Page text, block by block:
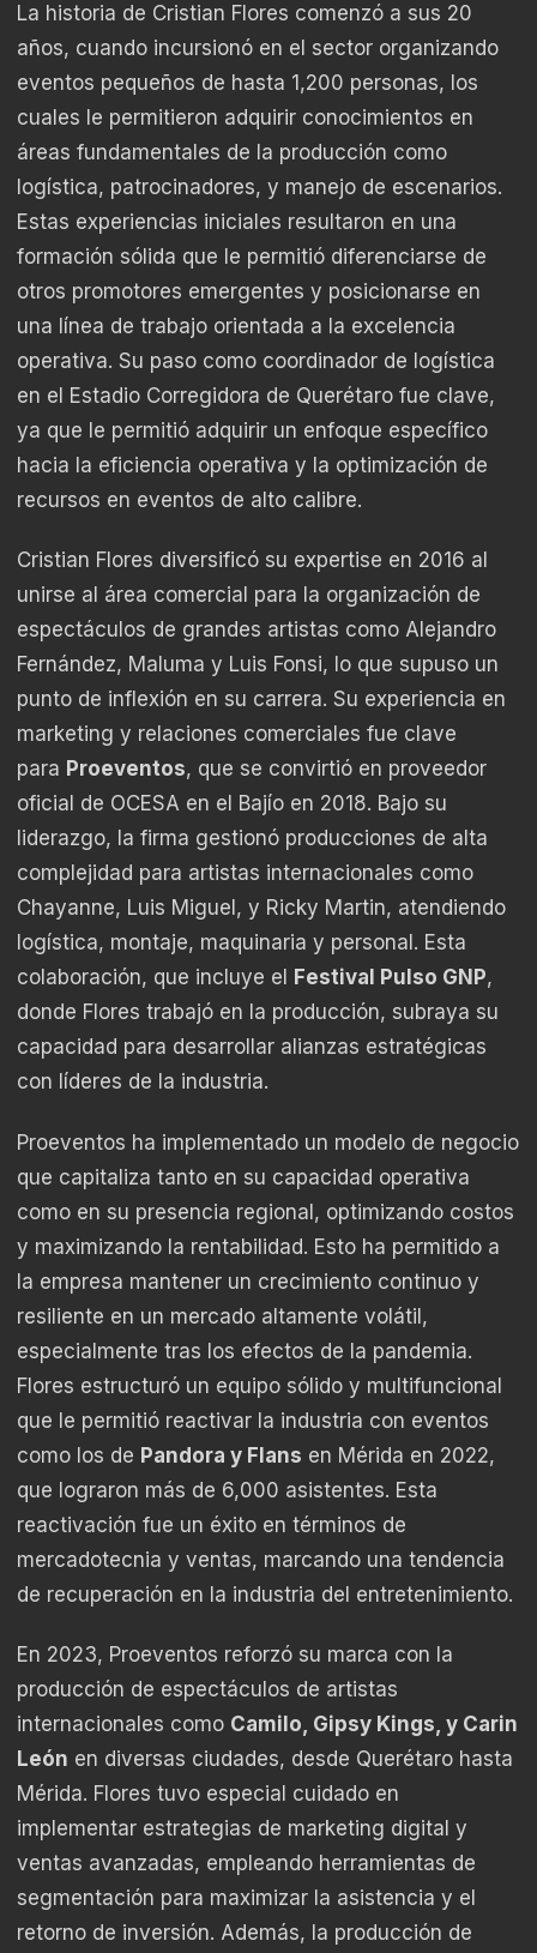
La historia de Cristian Flores comenzó a sus 20
años, cuando incursionó en el sector organizando
eventos pequeños de hasta 1,200 personas, los
cuales le permitieron adquirir conocimientos en
áreas fundamentales de la producción como
logística, patrocinadores, y manejo de escenarios.
Estas experiencias iniciales resultaron en una
formación sólida que le permitió diferenciarse de
otros promotores emergentes y posicionarse en
una línea de trabajo orientada a la excelencia
operativa. Su paso como coordinador de logística
en el Estadio Corregidora de Querétaro fue clave,
ya que le permitió adquirir un enfoque específico
hacia la eficiencia operativa y la optimización de
recursos en eventos de alto calibre.
Cristian Flores diversificó su expertise en 2016 al
unirse al área comercial para la organización de
espectáculos de grandes artistas como Alejandro
Fernández, Maluma y Luis Fonsi, lo que supuso un
punto de inflexión en su carrera. Su experiencia en
marketing y relaciones comerciales fue clave
para Proeventos, que se convirtió en proveedor
oficial de OCESA en el Bajío en 2018. Bajo su
liderazgo, la firma gestionó producciones de alta
complejidad para artistas internacionales como
Chayanne, Luis Miguel, y Ricky Martin, atendiendo
logística, montaje, maquinaria y personal. Esta
colaboración, que incluye el
Festival Pulso GNP,
donde Flores trabajó en la producción, subraya su
capacidad para desarrollar alianzas estratégicas
con líderes de la industria.
Proeventos ha implementado un modelo de negocio
que capitaliza tanto en su capacidad operativa
como en su presencia regional, optimizando costos
y maximizando la rentabilidad. Esto ha permitido a
la empresa mantener un crecimiento continuo y
resiliente en un mercado altamente volátil,
especialmente tras los efectos de la pandemia.
Flores estructuró un equipo sólido y multifuncional
que le permitió reactivar la industria con eventos
como los de Pandora y Flans en Mérida en 2022,
que lograron más de 6,000 asistentes. Esta
reactivación fue un éxito en términos de
mercadotecnia y ventas, marcando una tendencia
de recuperación en la industria del entretenimiento.
En 2023, Proeventos reforzó su marca con la
producción de espectáculos de artistas
internacionales como Camilo, Gipsy Kings, y Carin
León en diversas ciudades, desde Querétaro hasta
Mérida. Flores tuvo especial cuidado en
implementar estrategias de marketing digital y
ventas avanzadas, empleando herramientas de
segmentación para maximizar la asistencia y el
retorno de inversión. Además, la producción de